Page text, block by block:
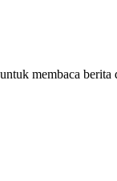
membaca berita